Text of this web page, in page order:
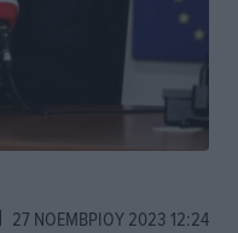
27 ΝΟΕΜΒΡΊΟΥ 2023 12:24